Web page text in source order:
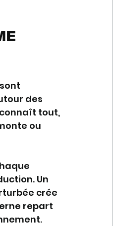
des
tout,
ou
Un
crée
repart